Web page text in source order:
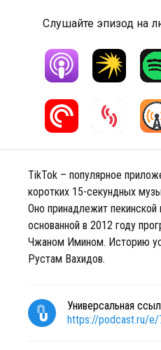
Слушайте эпизод на
TikTok – популярное
коротких 15-секундных
Оно принадлежит
основанной в 2012 году
Чжаном Имином. Историю
Рустам Вахидов.
Универсальная
https://podcast.ru/